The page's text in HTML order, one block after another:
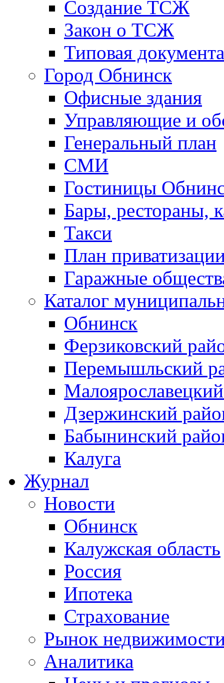
Создание ТСЖ
Закон о ТСЖ
Типовая
Город Обнинск
Офисные здания
Управляющие и
Генеральный план
СМИ
Гостиницы
Бары, рестораны,
Такси
План
Гаражные
Каталог
Обнинск
Ферзиковский
Перемышльский
Дзержинский
Бабынинский
Калуга
Журнал
Новости
Обнинск
Калужская область
Россия
Ипотека
Страхование
Рынок
Аналитика